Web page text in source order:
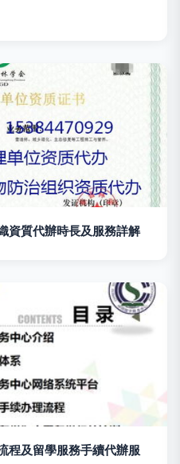
資質代辦時長及服務詳解
程及留學服務手續代辦服